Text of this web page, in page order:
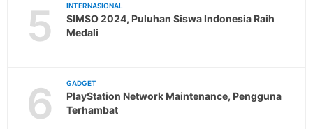
5 INTERNASIONAL
SIMSO 2024, Puluhan Siswa Indonesia Raih
Medali
6 GADGET
PlayStation Network Maintenance, Pengguna
Terhambat